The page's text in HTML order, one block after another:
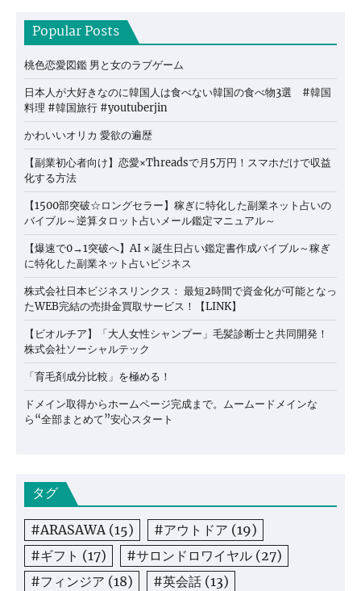
Popular Posts
桃色恋愛図鑑 男と女のラブゲーム
日本人が大好きなのに韓国人は食べない韓国の食べ物3選 #韓国
料理 #韓国旅行 #youtuberjin
かわいいオリカ 愛欲の遍歴
【副業初心者向け】恋愛×Threadsで月5万円！スマホだけで収益
化する方法
【1500部突破☆ロングセラー】稼ぎに特化した副業ネット占いの
バイブル～逆算タロット占いメール鑑定マニュアル～
【爆速で0→1突破へ】AI × 誕生日占い鑑定書作成バイブル～稼ぎ
に特化した副業ネット占いビジネス
株式会社日本ビジネスリンクス： 最短2時間で資金化が可能となっ
たWEB完結の売掛金買取サービス！【LINK】
【ビオルチア】「大人女性シャンプー」毛髪診断士と共同開発！
株式会社ソーシャルテック
「育毛剤成分比較」を極める！
ドメイン取得からホームページ完成まで。ムームードメインな
ら“全部まとめて”安心スタート
タグ
#ARASAWA (15) #アウトドア (19)
#ギフト (17) #サロンドロワイヤル (27)
#フィンジア (18) #英会話 (13)